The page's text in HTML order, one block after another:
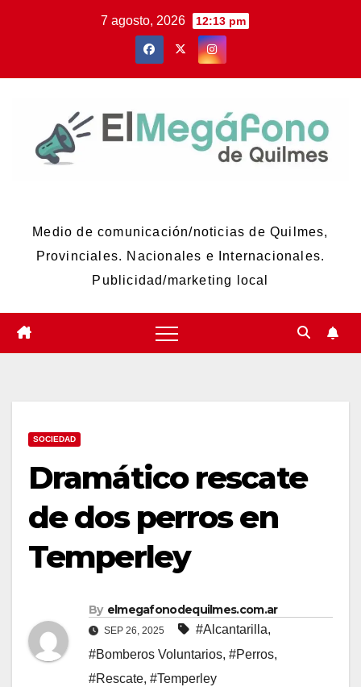
7 agosto, 2026 12:13 pm
Medio de comunicación/noticias de Quilmes,
Provinciales. Nacionales e Internacionales.
Publicidad/marketing local
SOCIEDAD
Dramático rescate
de dos perros en
Temperley
By elmegafonodequilmes.com.ar
SEP 26, 2025 #Alcantarilla,
#Bomberos Voluntarios, #Perros,
#Rescate, #Temperley